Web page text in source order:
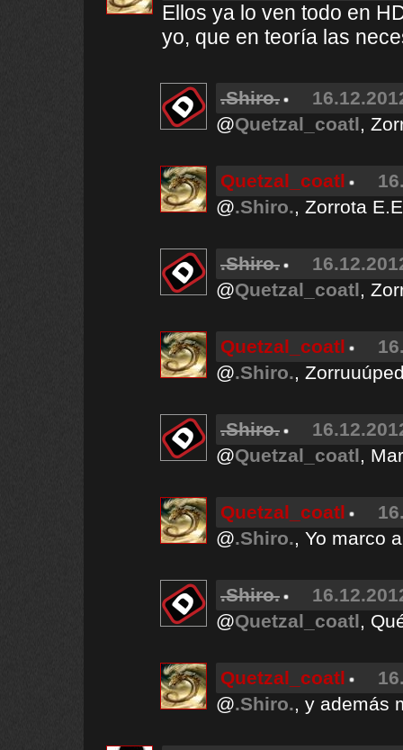
Ellos ya lo ven todo en
yo, que en teoría las
.Shiro.
@Quetzal_coatl,
Quetzal_coatl
@.Shiro., Zorrota E.E
.Shiro.
@Quetzal_coatl,
Quetzal_coatl
@.Shiro.,
.Shiro.
@Quetzal_coatl,
Quetzal_coatl
@.Shiro., Yo marco
.Shiro.
@Quetzal_coatl,
Quetzal_coatl
@.Shiro., y además